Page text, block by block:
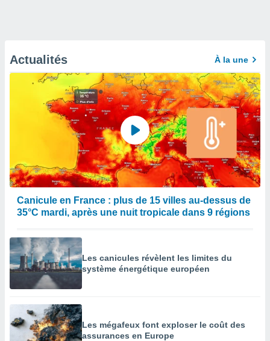
Actualités À la une
Canicule en France : plus de 15 villes au-dessus de
35°C mardi, après une nuit tropicale dans 9 régions
Les canicules révèlent les limites du
système énergétique européen
Les mégafeux font exploser le coût des
assurances en Europe